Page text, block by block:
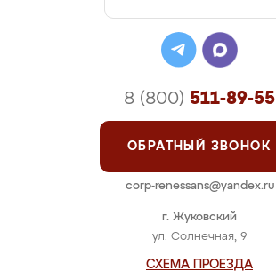
г. Жуковский
ул. Солнечная, 9
СХЕМА ПРОЕЗДА
8 (800) 511-89-55
ОБРАТНЫЙ ЗВОНОК
corp-renessans@yandex.ru